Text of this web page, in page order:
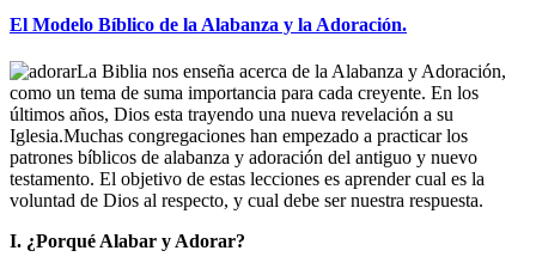
El Modelo Bíblico de la Alabanza y la Adoración.
La Biblia nos enseña acerca de la Alabanza y Adoración,
como un tema de suma importancia para cada creyente. En los
últimos años, Dios esta trayendo una nueva revelación a su
Iglesia.Muchas congregaciones han empezado a practicar los
patrones bíblicos de alabanza y adoración del antiguo y nuevo
testamento. El objetivo de estas lecciones es aprender cual es la
voluntad de Dios al respecto, y cual debe ser nuestra respuesta.
I. ¿Porqué Alabar y Adorar?